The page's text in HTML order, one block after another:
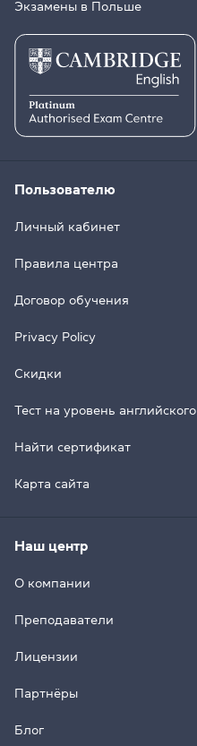
Экзамены в Польше
Пользователю
Личный кабинет
Правила центра
Договор обучения
Privacy Policy
Скидки
Тест на уровень английского
Найти сертификат
Карта сайта
Наш центр
О компании
Преподаватели
Лицензии
Партнёры
Блог